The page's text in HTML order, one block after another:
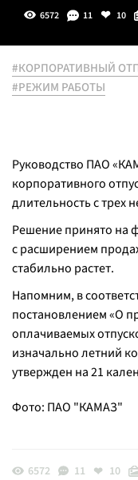
6572 11 10
#КОРПОРАТИВНЫЙ
#РЕЖИМ РАБОТЫ
Руководство ПАО
корпоративного
длительность с трех
Решение принято на
с расширением
стабильно растет.
Напомним, в
постановлением «О
оплачиваемых
изначально летний
утвержден на 21
Фото: ПАО "КАМАЗ"
6572 11 10